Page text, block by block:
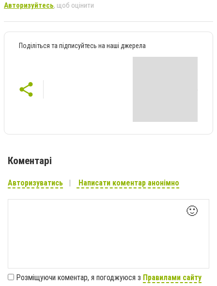
Авторизуйтесь, щоб оцінити
Поділіться та підписуйтесь на наші джерела
Коментарі
Авторизуватись Написати коментар анонімно
🙂
Розміщуючи коментар, я погоджуюся з Правилами сайту